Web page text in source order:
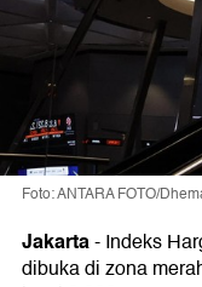
Foto: ANTARA FOTO/
Jakarta-Indeks
dibuka di zona